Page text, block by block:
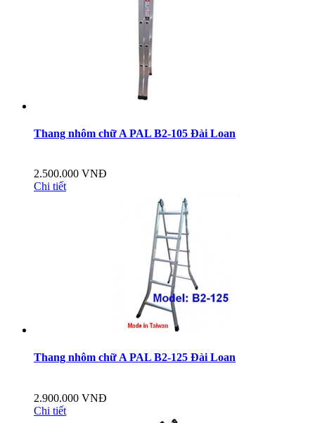
Thang nhôm chữ A PAL B2-105 Đài Loan
2.500.000 VNĐ
Chi tiết
Thang nhôm chữ A PAL B2-125 Đài Loan
2.900.000 VNĐ
Chi tiết